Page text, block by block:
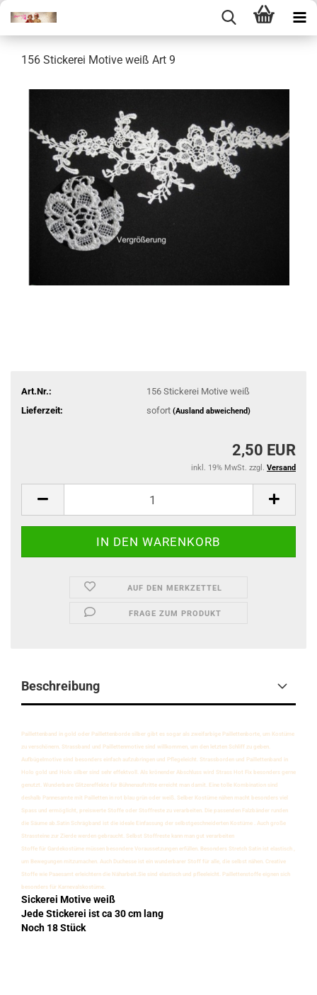
156 Stickerei Motive weiß Art 9
Art.Nr.:
156 Stickerei Motive weiß
Lieferzeit:
sofort (Ausland abweichend)
2,50 EUR
inkl. 19% MwSt. zzgl. Versand
AUF DEN MERKZETTEL
FRAGE ZUM PRODUKT
Beschreibung
Paillettenband in gold oder Paillettenborde silber gibt es sogar als zweifarbige Paillettenborte, um Kostüme
zu verschönern. Strassband und Paillettenmotive sind willkommen, um den letzten Schliff zu geben.
Aufbügelmotive sind besonders einfach aufzubringen und Pflegeleicht. Strassborden und Paillettenband in
Holo gold und Holo silber sind sehr effektvoll. Als krönender Abschluss wird Strass Hot Fix besonders gerne
genutzt. Wunderbare Glitzereffekte für Bühnenauftritte erreicht man damit. Eine tolle Kombination sind
deshalb Pannesamte mit Pailletten in rot blau grün oder weiß. Selber Kostüme nähen macht besonders viel
Spass und ermöglicht, preiswerte Stoffe oder Stoffreste zu verarbeiten. Die passenden Falzbänder runden
die Säume ab.Satin Schrägband ist die ideale Einfassung der selbstgeschneiderten Kostüme . Auch große
Strassteine zur Zierde werden gebraucht. Selbst Stoffreste kann man gut verarbeiten
Stoffe für Gardekostüme müssen besondere Voraussetzungen erfüllen. Besonders Stretch Satin ist elastisch ,
um Bewegungen mitzumachen. Auch Duchesse ist ein wunderbarer Stoff für alle, die selbst nähen. Creative
Stoffe wie Paaesamt erleichtern die Näharbeit.Sie sind elastisch und pfleeleicht. Paillettenstoffe eignen sich
besonders für Karnevalskostüme.
Sickerei Motive weiß
Jede Stickerei ist ca 30 cm lang
Noch 18 Stück